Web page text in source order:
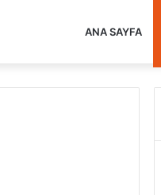
ANA SAYFA